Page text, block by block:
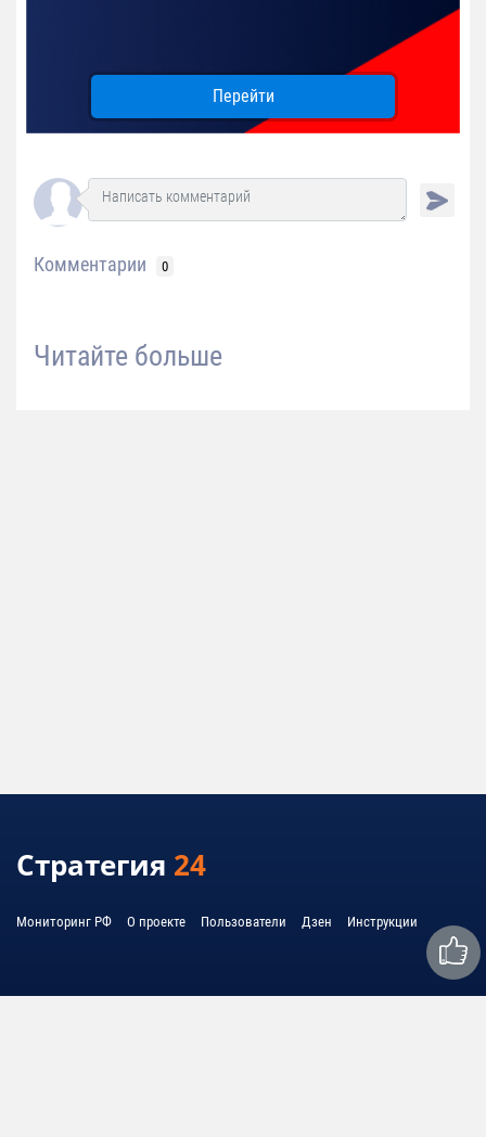
Перейти
Комментарии 0
Читайте больше
Стратегия 24
Мониторинг РФ О проекте Пользователи Дзен Инструкции